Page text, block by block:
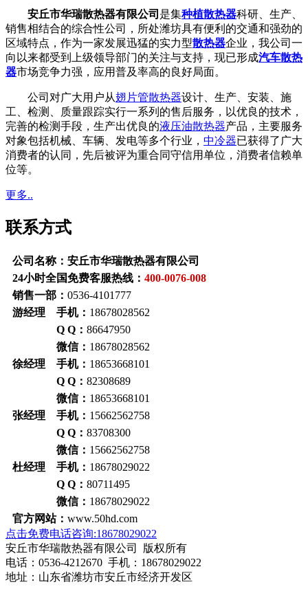
安丘市华瑞散热器有限公司 是集种植散热器科研、生产、
销售相结合的综合性公司，所处潍坊具有便利的交通和强劲的
区域特点，作为一家发展迅猛的实力型散热器企业，我公司一
向以来都受到上级领导部门的关注与支持，现已形成汽车散热
器市场竞争力强，应用普及率高的良好局面。
公司对广大用户从翅片管散热器设计、生产、安装、施
工、检测、质量跟踪实行一系列的售后服务，以优良的技术，
完善的检测手段，生产出优良的液压油散热器产品，主要服务
对象包括机械、车辆、发电等多个行业， 中冷器已获得了广大
消费者的认同，先后被评为重合同守信用单位，消费者信赖单
位等。
更多..
联系方式
公司名称：安丘市华瑞散热器有限公司
24小时全国免费客服热线： 400-0076-008
销售一部： 0536-4101777
游经理 手机： 18678028562
Q Q： 86647950
微信： 18678028562
徐经理 手机： 18653668101
Q Q： 82308689
微信： 18653668101
张经理 手机： 15662562758
Q Q： 83708300
微信： 15662562758
杜经理 手机： 18678029022
Q Q： 80711495
微信： 18678029022
官方网站： www.50hd.com
点击免费电话咨询:18678029022
安丘市华瑞散热器有限公司 版权所有
电话：0536-4212670 手机：18678029022
地址：山东省潍坊市安丘市经济开发区